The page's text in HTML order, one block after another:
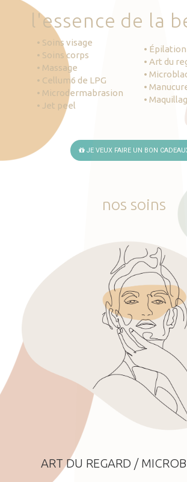
'essence de la b
• Soins visage
• Soins corps
• Massage
• Cellum6 de LPG
• Microdermabrasion
• Jet peel
• Épilation
• Art du
•
•
•
JE VEUX FAIRE UN BON
nos soins
ART DU REGARD /